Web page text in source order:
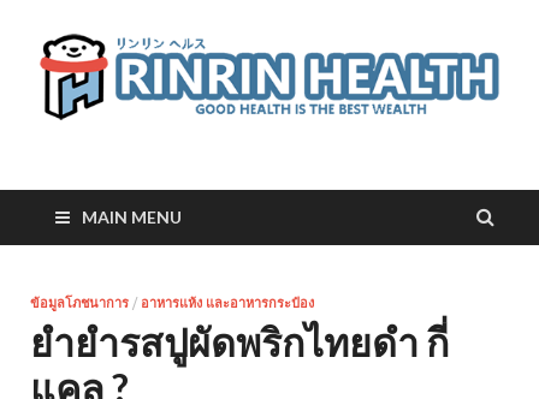
RinRin Health
MAIN MENU
ข้อมูลโภชนาการ / อาหารแห้ง และอาหารกระป๋อง
ยำยำรสปูผัดพริกไทยดำ กี่
แคล ?